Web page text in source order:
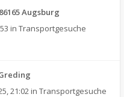
Augsburg
in Transportgesuche
21:02 in Transportgesuche